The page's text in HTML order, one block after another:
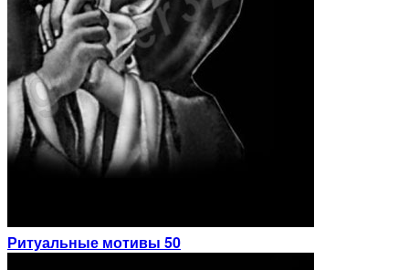
Ритуальные мотивы 50